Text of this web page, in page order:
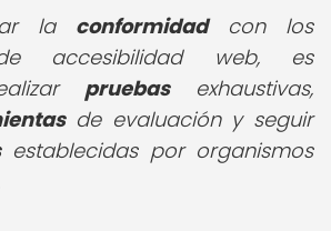
la conformidadcon los
accesibilidad web, es
pruebasexhaustivas,
de evaluación y seguir
establecidas por organismos